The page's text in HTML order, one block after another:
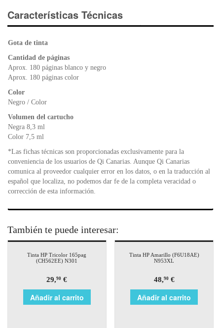
e
b
k
er s
A
ri
e
y
Características Técnicas
Gota de tinta
Cantidad de páginas
Aprox. 180 páginas blanco y negro
Aprox. 180 páginas color
Color
Negro / Color
Volumen del cartucho
Negra 8,3 ml
Color 7,5 ml
*Las fichas técnicas son proporcionadas exclusivamente para la
conveniencia de los usuarios de Qi Canarias. Aunque Qi Canarias
comunica al proveedor cualquier error en los datos, o en la traducción al
español que localiza, no podemos dar fe de la completa veracidad o
corrección de esta información.
También te puede interesar:
Tinta HP Tricolor 165pag
(CH562EE) N301
29,90 €
Añadir al carrito
Tinta HP Amarillo (F6U18AE)
N953XL
48,90€
Añadir al carrito